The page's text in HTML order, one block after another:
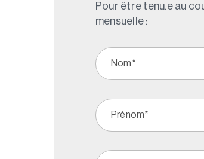
Pour être tenu.e au
mensuelle :